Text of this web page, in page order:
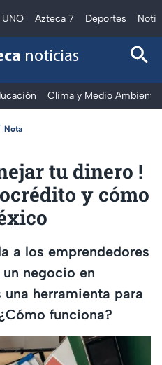
Azteca 7 Deportes
noticias
Clima y Medio Ambiente
Nota
tu dinero !
y cómo
a los emprendedores
negocio en
herramienta para
funciona?